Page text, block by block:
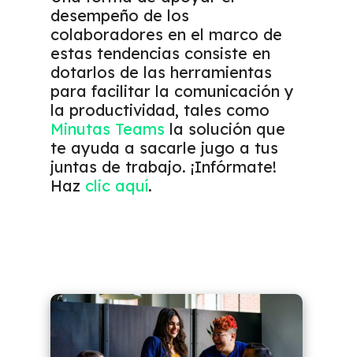
desempeño de los
colaboradores en el marco de
estas tendencias consiste en
dotarlos de las herramientas
para facilitar la comunicación y
la productividad, tales como
Minutas Teams la solución que
te ayuda a sacarle jugo a tus
juntas de trabajo. ¡Infórmate!
Haz clic aquí.